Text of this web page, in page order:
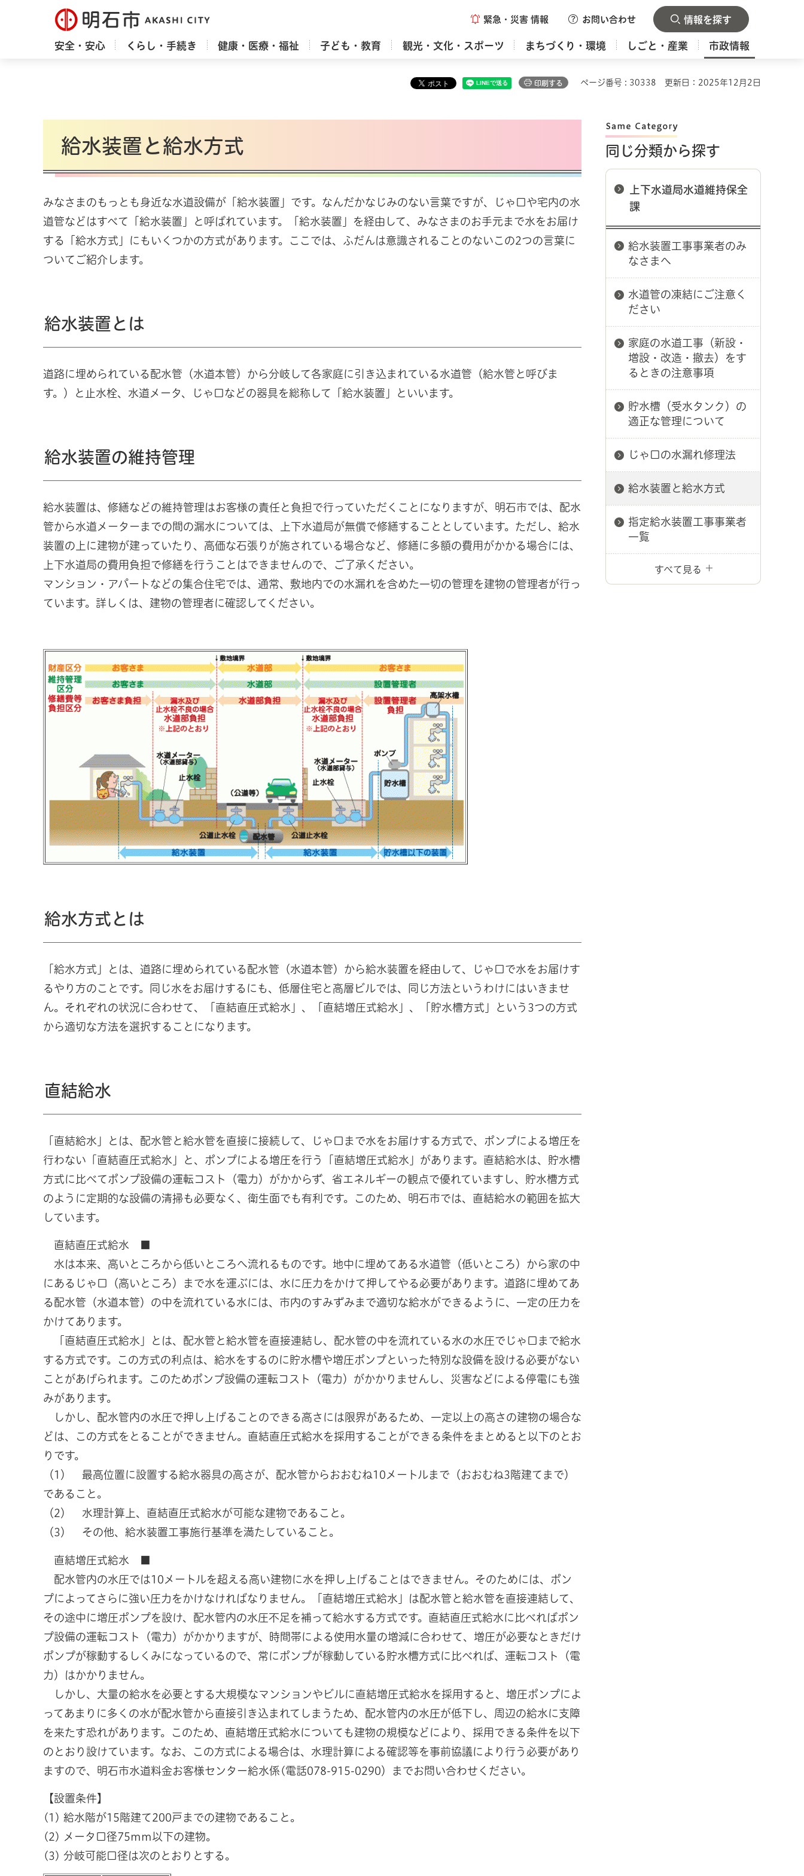
明石市 緊急・災害 情報 お問い合わせ 情報を探す
安全・安心 くらし・手続き 健康・医療・福祉 子ども・教育 観光・文化・スポーツ まちづくり・環境 しごと・産業 市政情報
印刷する ページ番号 : 30338 更新日：2025年12月2日
給水装置と給水方式
みなさまのもっとも身近な水道設備が「給水装置」です。なんだかなじみのない言葉ですが、じゃ口や宅内の水
道管などはすべて「給水装置」と呼ばれています。「給水装置」を経由して、みなさまのお手元まで水をお届け
する「給水方式」にもいくつかの方式があります。ここでは、ふだんは意識されることのないこの2つの言葉に
ついてご紹介します。
給水装置とは
道路に埋められている配水管（水道本管）から分岐して各家庭に引き込まれている水道管（給水管と呼びま
す。）と止水栓、水道メータ、じゃ口などの器具を総称して「給水装置」といいます。
給水装置の維持管理
給水装置は、修繕などの維持管理はお客様の責任と負担で行っていただくことになりますが、明石市では、配水
管から水道メーターまでの間の漏水については、上下水道局が無償で修繕することとしています。ただし、給水
装置の上に建物が建っていたり、高価な石張りが施されている場合など、修繕に多額の費用がかかる場合には、
上下水道局の費用負担で修繕を行うことはできませんので、ご了承ください。
マンション・アパートなどの集合住宅では、通常、敷地内での水漏れを含めた一切の管理を建物の管理者が行っ
ています。詳しくは、建物の管理者に確認してください。
給水方式とは
「給水方式」とは、道路に埋められている配水管（水道本管）から給水装置を経由して、じゃ口で水をお届けす
るやり方のことです。同じ水をお届けするにも、低層住宅と高層ビルでは、同じ方法というわけにはいきませ
ん。それぞれの状況に合わせて、「直結直圧式給水」、「直結増圧式給水」、「貯水槽方式」という3つの方式
から適切な方法を選択することになります。
直結給水
「直結給水」とは、配水管と給水管を直接に接続して、じゃ口まで水をお届けする方式で、ポンプによる増圧を
行わない「直結直圧式給水」と、ポンプによる増圧を行う「直結増圧式給水」があります。直結給水は、貯水槽
方式に比べてポンプ設備の運転コスト（電力）がかからず、省エネルギーの観点で優れていますし、貯水槽方式
のように定期的な設備の清掃も必要なく、衛生面でも有利です。このため、明石市では、直結給水の範囲を拡大
しています。
直結直圧式給水 ■
水は本来、高いところから低いところへ流れるものです。地中に埋めてある水道管（低いところ）から家の中
にあるじゃ口（高いところ）まで水を運ぶには、水に圧力をかけて押してやる必要があります。道路に埋めてあ
る配水管（水道本管）の中を流れている水には、市内のすみずみまで適切な給水ができるように、一定の圧力を
かけてあります。
「直結直圧式給水」とは、配水管と給水管を直接連結し、配水管の中を流れている水の水圧でじゃ口まで給水
する方式です。この方式の利点は、給水をするのに貯水槽や増圧ポンプといった特別な設備を設ける必要がない
ことがあげられます。このためポンプ設備の運転コスト（電力）がかかりませんし、災害などによる停電にも強
みがあります。
しかし、配水管内の水圧で押し上げることのできる高さには限界があるため、一定以上の高さの建物の場合な
どは、この方式をとることができません。直結直圧式給水を採用することができる条件をまとめると以下のとお
りです。
（1） 最高位置に設置する給水器具の高さが、配水管からおおむね10メートルまで（おおむね3階建てまで）
であること。
（2） 水理計算上、直結直圧式給水が可能な建物であること。
（3） その他、給水装置工事施行基準を満たしていること。
直結増圧式給水 ■
配水管内の水圧では10メートルを超える高い建物に水を押し上げることはできません。そのためには、ポン
プによってさらに強い圧力をかけなければなりません。「直結増圧式給水」は配水管と給水管を直接連結して、
その途中に増圧ポンプを設け、配水管内の水圧不足を補って給水する方式です。直結直圧式給水に比べればポン
プ設備の運転コスト（電力）がかかりますが、時間帯による使用水量の増減に合わせて、増圧が必要なときだけ
ポンプが稼動するしくみになっているので、常にポンプが稼動している貯水槽方式に比べれば、運転コスト（電
力）はかかりません。
しかし、大量の給水を必要とする大規模なマンションやビルに直結増圧式給水を採用すると、増圧ポンプによ
ってあまりに多くの水が配水管から直接引き込まれてしまうため、配水管内の水圧が低下し、周辺の給水に支障
を来たす恐れがあります。このため、直結増圧式給水についても建物の規模などにより、採用できる条件を以下
のとおり設けています。なお、この方式による場合は、水理計算による確認等を事前協議により行う必要があり
ますので、明石市水道料金お客様センター給水係(電話078-915-0290）までお問い合わせください。
【設置条件】
(1) 給水階が15階建て200戸までの建物であること。
(2) メータ口径75mm以下の建物。
(3) 分岐可能口径は次のとおりとする。
同じ分類から探す
上下水道局水道維持保全
課
給水装置工事事業者のみ
なさまへ
水道管の凍結にご注意く
ださい
家庭の水道工事（新設・
増設・改造・撤去）をす
るときの注意事項
貯水槽（受水タンク）の
適正な管理について
じゃ口の水漏れ修理法
給水装置と給水方式
指定給水装置工事事業者
一覧
すべて見る